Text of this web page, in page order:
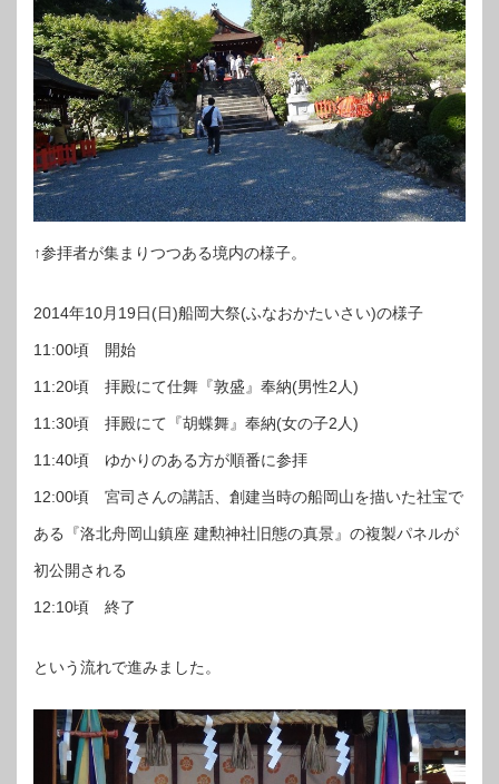
↑参拝者が集まりつつある境内の様子。
2014年10月19日(日)船岡大祭(ふなおかたいさい)の様子
11:00頃 開始
11:20頃 拝殿にて仕舞『敦盛』奉納(男性2人)
11:30頃 拝殿にて『胡蝶舞』奉納(女の子2人)
11:40頃 ゆかりのある方が順番に参拝
12:00頃 宮司さんの講話、創建当時の船岡山を描いた社宝で
ある『洛北舟岡山鎮座 建勲神社旧態の真景』の複製パネルが
初公開される
12:10頃 終了
という流れで進みました。